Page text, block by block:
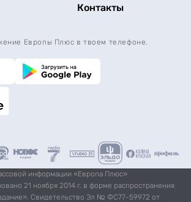
Контакты
Европы Плюс в твоем телефоне.
информации «Европа Плюс»
21 ноября 2014 г. в форме распространения
Свидетельство Эл № ФС77-59972 от